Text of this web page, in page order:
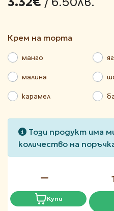
крем на торта
манго
малина
карамел
Този продукт има
количество на
Купи